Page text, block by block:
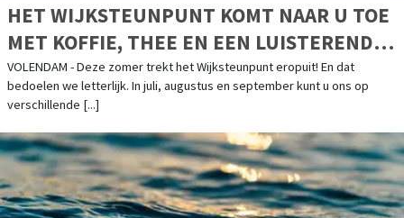
HET WIJKSTEUNPUNT KOMT NAAR U TOE
MET KOFFIE, THEE EN EEN LUISTEREND
OOR
VOLENDAM - Deze zomer trekt het Wijksteunpunt eropuit! En dat
bedoelen we letterlijk. In juli, augustus en september kunt u ons op
verschillende [...]